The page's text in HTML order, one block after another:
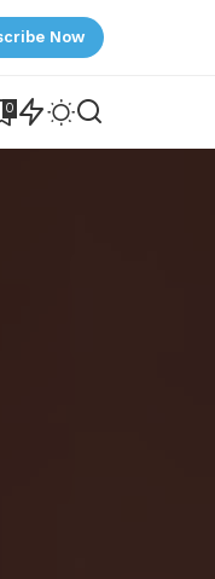
Now
0